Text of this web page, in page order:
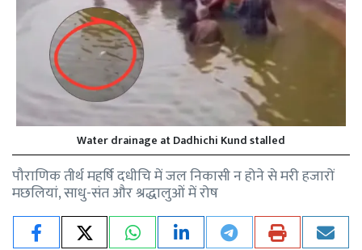
Water drainage at Dadhichi Kund stalled
पौराणिक तीर्थ महर्षि दधीचि में जल निकासी न होने से मरी हजारों
मछलियां, साधु-संत और श्रद्धालुओं में रोष